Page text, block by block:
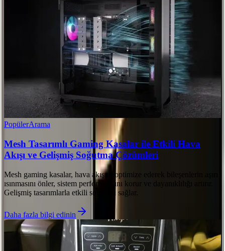
PopülerArama
Mesh Tasarımlı Gaming Kasalar ile Etkili Hava
Akışı ve Gelişmiş Soğutma Çözümleri
Mesh gaming kasalar, hava akışını optimize ederek bileşenlerin aşırı
ısınmasını önler, sistem performansını korur ve dayanıklılığı artırır.
Gelişmiş tasarımlarla etkili soğutma sağlar.
Daha fazla bilgi edinin